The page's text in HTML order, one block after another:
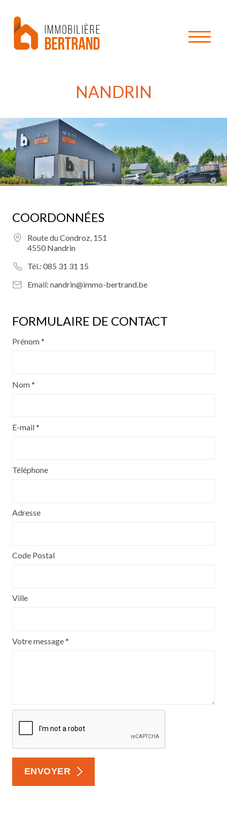
NANDRIN
COORDONNÉES
Route du Condroz, 151
4550 Nandrin
Tél.: 085 31 31 15
Email: nandrin@immo-bertrand.be
FORMULAIRE DE CONTACT
Prénom *
Nom *
E-mail *
Téléphone
Adresse
Code Postal
Ville
Votre message *
ENVOYER